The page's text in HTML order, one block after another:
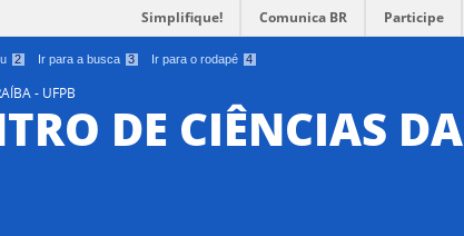
2 Ir para a busca 3 Ir para o rodapé 4
Simplifique! Comunica BR Participe
- UFPB
DE CIÊNCIAS DA